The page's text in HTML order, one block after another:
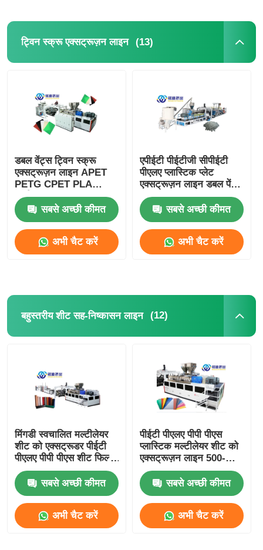
ट्विन स्क्रू एक्सट्रूज़न लाइन (13)
डबल वेंट्स ट्विन स्क्रू
एक्सट्रूज़न लाइन APET
PETG CPET PLA
प्लास्टिक एक्सट्रूडर 400-
1200kg/hसबसे अच्छी कीमत
अभी चैट करें
एपीईटी पीईटीजी सीपीईटी
पीएलए प्लास्टिक प्लेट
एक्सट्रूज़न लाइन डबल पेंच
400-1200kg/h
सबसे अच्छी कीमत
अभी चैट करें
बहुस्तरीय शीट सह-निष्कासन लाइन (12)
मिंगडी स्वचालित मल्टीलेयर
शीट को एक्सट्रूडर पीईटी
पीएलए पीपी पीएस शीट फिल्म
एक्सट्रूज़न लाइन
सबसे अच्छी कीमत
अभी चैट करें
पीईटी पीएलए पीपी पीएस
प्लास्टिक मल्टीलेयर शीट को
एक्सट्रूज़न लाइन 500-
1400kg/H
सबसे अच्छी कीमत
अभी चैट करें